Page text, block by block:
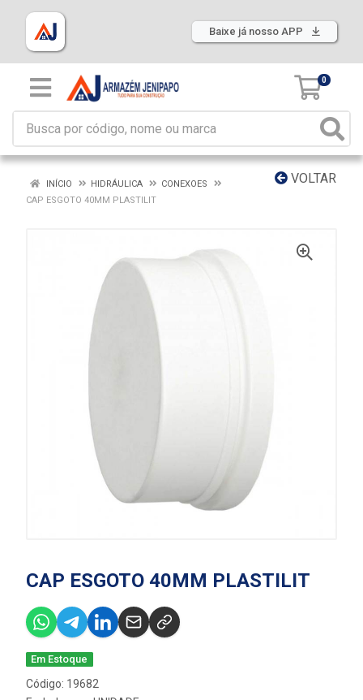
Baixe já nosso APP
0
VOLTAR
INÍCIO HIDRÁULICA
CONEXOES
CAP ESGOTO 40MM PLASTILIT
CAP ESGOTO 40MM PLASTILIT
Em Estoque
Código: 19682